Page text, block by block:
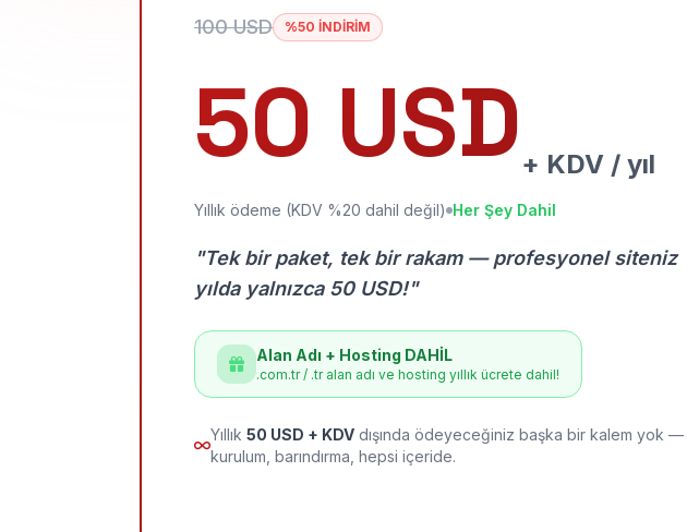
100 USD %50 İNDİRİM
50 USD + KDV / yıl
Yıllık ödeme (KDV %20 dahil değil) Her Şey Dahil
"Tek bir paket, tek bir rakam — profesyonel siteniz
yılda yalnızca 50 USD!"
Alan Adı + Hosting DAHİL
.com.tr / .tr alan adı ve hosting yıllık ücrete dahil!
Yıllık 50 USD + KDV dışında ödeyeceğiniz başka bir kalem yok —
kurulum, barındırma, hepsi içeride.